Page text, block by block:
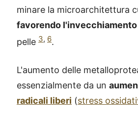
minare la microarchitettura
favorendo l'invecchiamento
pelle 3, 6.
L'aumento delle
essenzialmente da un
radicali liberi (stress